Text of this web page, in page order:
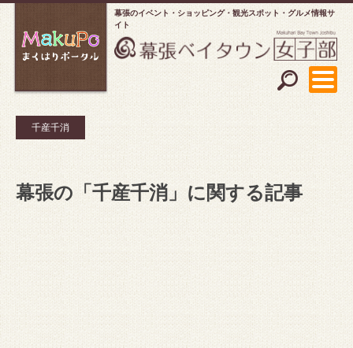
幕張のイベント・ショッピング
観光スポット・グルメ情報サ
イト
千産千消
幕張の「千産千消」に関する記事